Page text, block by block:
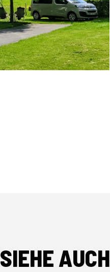
SIEHE AUCH